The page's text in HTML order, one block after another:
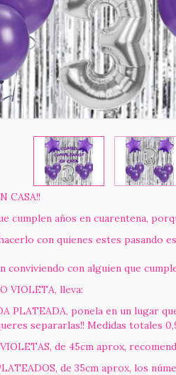
CASA!!
cumplen años en cuarentena,
con quienes estes pasando
conviviendo con alguien que
VIOLETA, lleva:
PLATEADA, ponela en un lugar
separarlas!! Medidas totales
de 45cm aprox,
de 35cm aprox, los